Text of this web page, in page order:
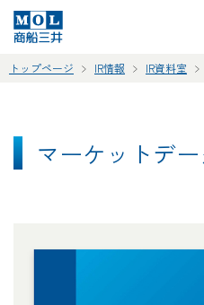
トップページ IR情報 IR資料室
マーケットデー